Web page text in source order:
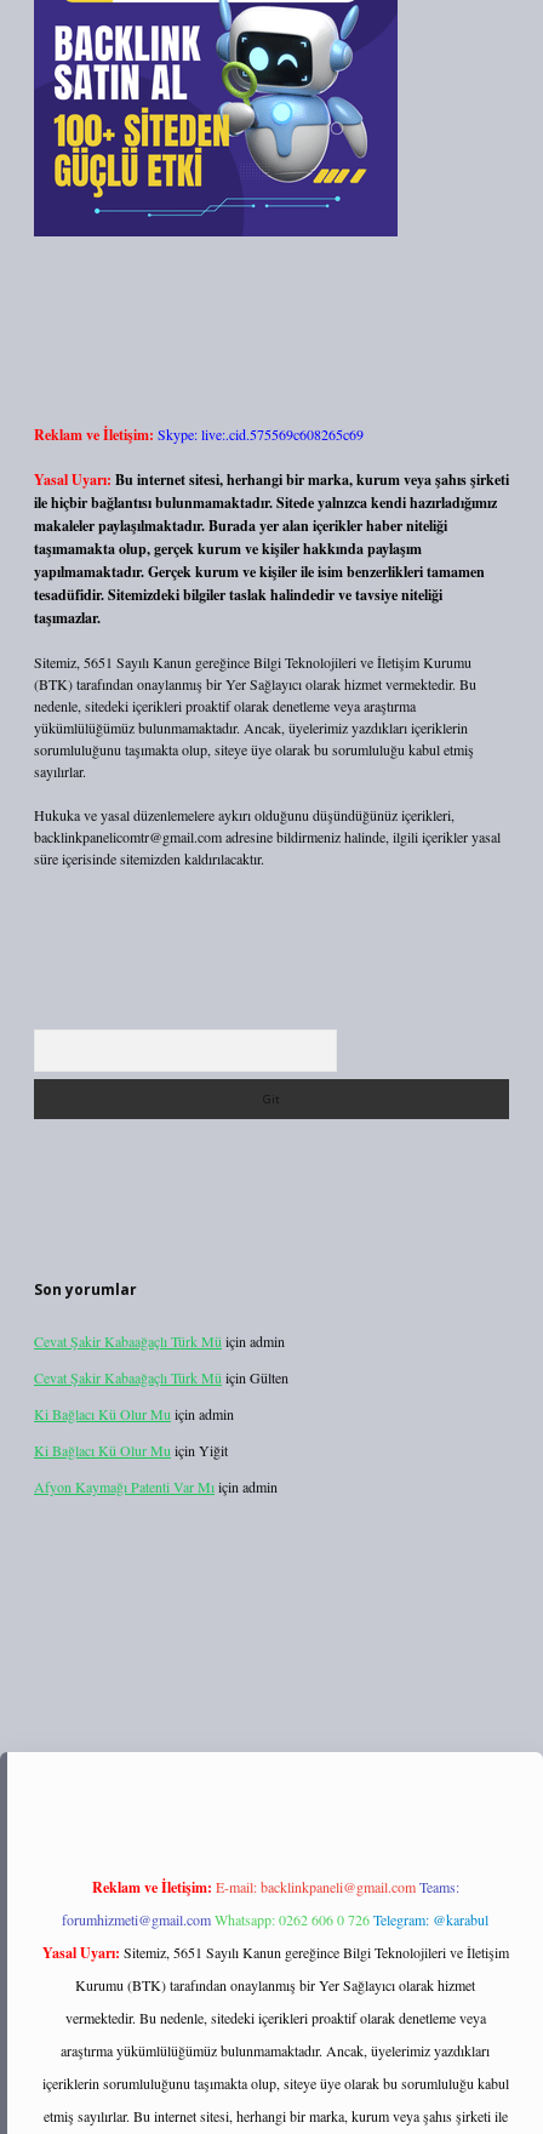
Reklam ve İletişim: Skype: live:.cid.575569c608265c69
Yasal Uyarı: Bu internet sitesi, herhangi bir marka, kurum veya şahıs şirketi
ile hiçbir bağlantısı bulunmamaktadır. Sitede yalnızca kendi hazırladığımız
makaleler paylaşılmaktadır. Burada yer alan içerikler haber niteliği
taşımamakta olup, gerçek kurum ve kişiler hakkında paylaşım
yapılmamaktadır. Gerçek kurum ve kişiler ile isim benzerlikleri tamamen
tesadüfidir. Sitemizdeki bilgiler taslak halindedir ve tavsiye niteliği
taşımazlar.
Sitemiz, 5651 Sayılı Kanun gereğince Bilgi Teknolojileri ve İletişim Kurumu
(BTK) tarafından onaylanmış bir Yer Sağlayıcı olarak hizmet vermektedir. Bu
nedenle, sitedeki içerikleri proaktif olarak denetleme veya araştırma
yükümlülüğümüz bulunmamaktadır. Ancak, üyelerimiz yazdıkları içeriklerin
sorumluluğunu taşımakta olup, siteye üye olarak bu sorumluluğu kabul etmiş
sayılırlar.
Hukuka ve yasal düzenlemelere aykırı olduğunu düşündüğünüz içerikleri,
backlinkpanelicomtr@gmail.comadresine bildirmeniz halinde, ilgili içerikler yasal
süre içerisinde sitemizden kaldırılacaktır.
Son yorumlar
Cevat Şakir Kabaağaçlı Türk Mü için admin
Cevat Şakir Kabaağaçlı Türk Mü için Gülten
Ki Bağlacı Kü Olur Mu için admin
Ki Bağlacı Kü Olur Mu için Yiğit
Afyon Kaymağı Patenti Var Mıiçin admin
tulipbett.net/
Reklam ve İletişim: E-mail:backlinkpaneli@gmail.com Teams:
forumhizmeti@gmail.comWhatsapp: 0262 606 0 726Telegram: @karabul
Yasal Uyarı: Sitemiz, 5651 Sayılı Kanun gereğince Bilgi Teknolojileri ve İletişim
Kurumu (BTK) tarafından onaylanmış bir Yer Sağlayıcı olarak hizmet
vermektedir. Bu nedenle, sitedeki içerikleri proaktif olarak denetleme veya
araştırma yükümlülüğümüz bulunmamaktadır. Ancak, üyelerimiz yazdıkları
içeriklerin sorumluluğunu taşımakta olup, siteye üye olarak bu sorumluluğu kabul
etmiş sayılırlar. Bu internet sitesi, herhangi bir marka, kurum veya şahıs şirketi ile